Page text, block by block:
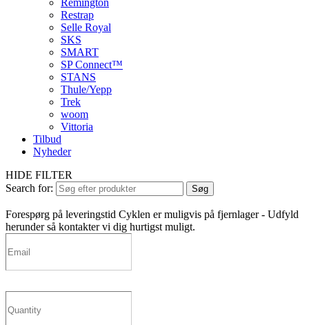
Remington
Restrap
Selle Royal
SKS
SMART
SP Connect™
STANS
Thule/Yepp
Trek
woom
Vittoria
Tilbud
Nyheder
HIDE FILTER
Search for:
Søg
Forespørg på leveringstid Cyklen er muligvis på fjernlager - Udfyld
herunder så kontakter vi dig hurtigst muligt.